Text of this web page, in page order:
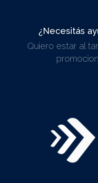
¿Necesitás
Quiero estar al